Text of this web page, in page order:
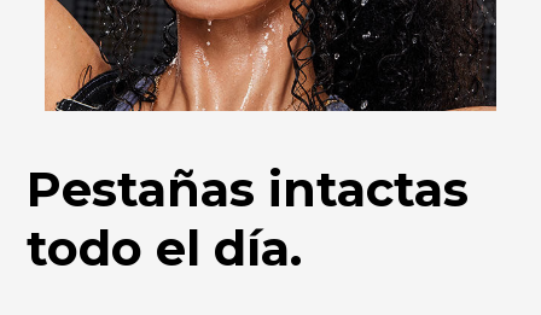
Pestañas intactas
todo el día.